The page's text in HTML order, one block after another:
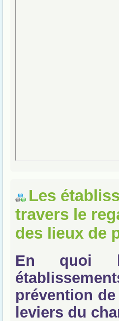
Les
travers le
des lieux de
En quoi
prévention
leviers du